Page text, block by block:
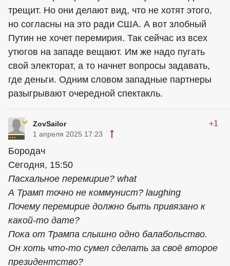
трещит. Но они делают вид, что не хотят этого,
но согласны на это ради США. А вот злобный
Путин не хочет перемирия. Так сейчас из всех
утюгов на западе вещают. Им же надо пугать
свой электорат, а то начнет вопросы задавать,
где деньги. Одним словом западные партнеры
разыгрывают очередной спектакль.
ZovSailor +1
1 апреля 2025 17:23
Бородач
Сегодня, 15:50
Пасхальное перемирие? what
А Трамп точно не коммунист? laughing
Почему перемирие должно быть привязано к
какой-то дате?
Пока от Трампа слышно одно балабольство.
Он хоть что-то сумел сделать за своё второе
президентство?